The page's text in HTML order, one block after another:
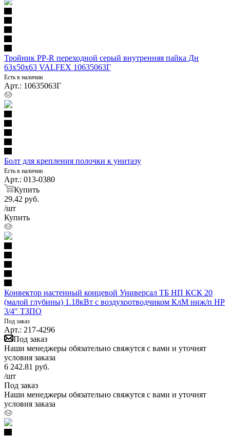
Тройник PP-R переходной серый внутренняя пайка Дн
63х50х63 VALFEX 10635063Г
Есть в наличии
Арт.: 10635063Г
Болт для крепления полочки к унитазу
Есть в наличии
Арт.: 013-0380
Купить
29.42 руб.
/шт
Купить
Конвектор настенный концевой Универсал ТБ НП КСК 20
(малой глубины) 1.18кВт с воздухоотводчиком КлМ ниж/п НР
3/4" ТЗПО
Под заказ
Арт.: 217-4296
Под заказ
Наши менеджеры обязательно свяжутся с вами и уточнят
условия заказа
6 242.81 руб.
/шт
Под заказ
Наши менеджеры обязательно свяжутся с вами и уточнят
условия заказа